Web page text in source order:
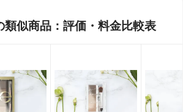
類似商品：評価・料金比較表